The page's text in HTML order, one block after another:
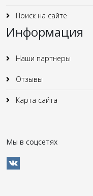
Поиск на сайте
Информация
Наши партнеры
Отзывы
Карта сайта
Мы в соцсетях